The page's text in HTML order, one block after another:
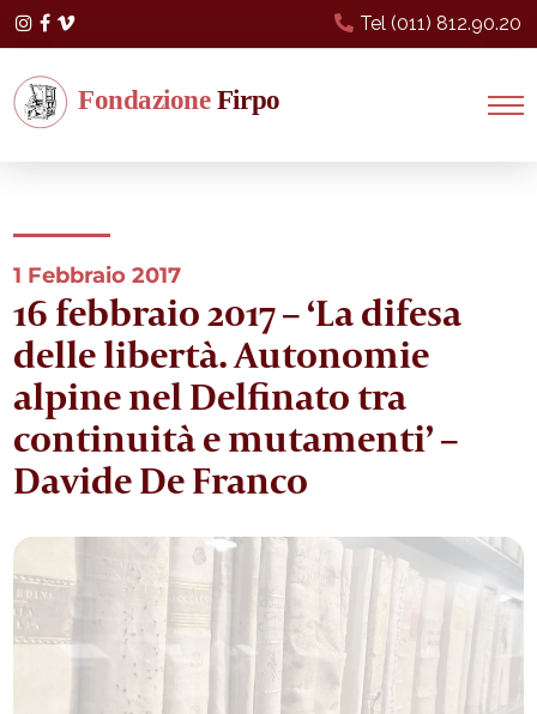
Tel (011) 812.90.20
Instagram
Facebook
Vimeo
1 Febbraio 2017
16 febbraio 2017 – ‘La difesa
delle libertà. Autonomie
alpine nel Delfinato tra
continuità e mutamenti’ –
Davide De Franco